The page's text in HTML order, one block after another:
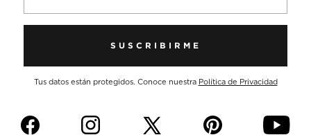
SUSCRIBIRME
Tus datos están protegidos. Conoce nuestra Política de Privacidad
f i p y